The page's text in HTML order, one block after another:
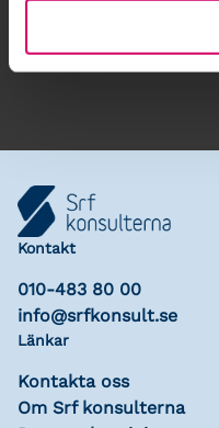
Kontakt
010-483 80 00
info@srfkonsult.se
Länkar
Kontakta oss
Om Srf konsulterna